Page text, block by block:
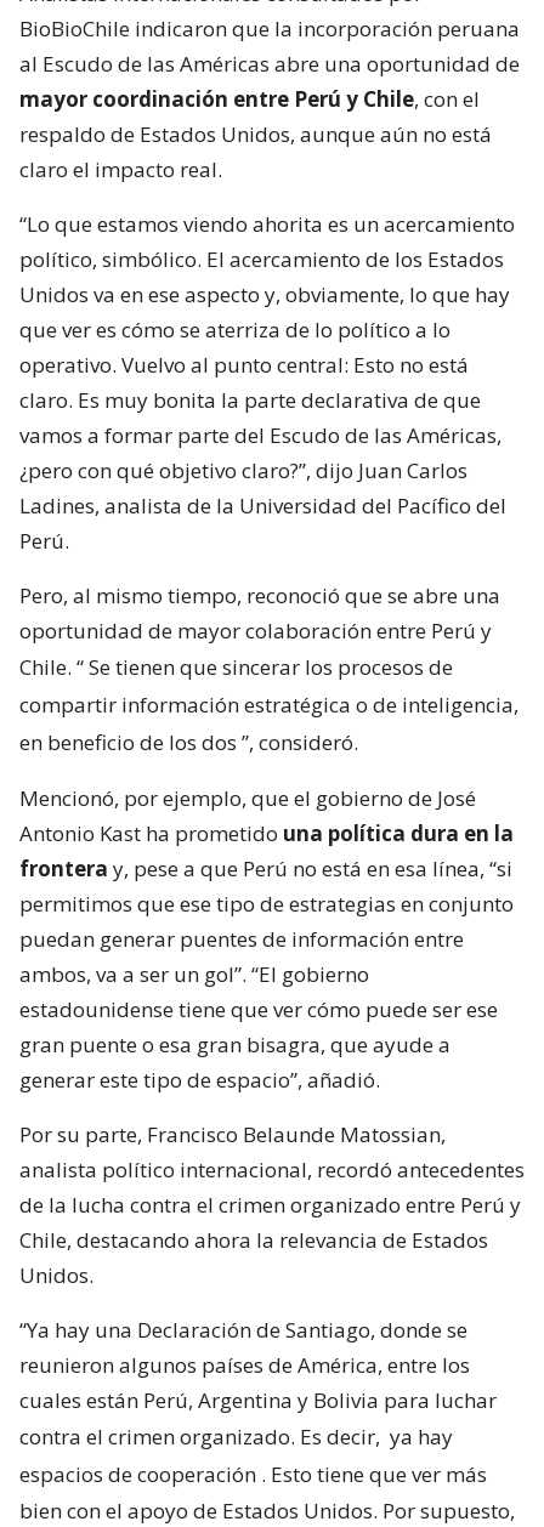
BioBioChile indicaron que la incorporación peruana
al Escudo de las Américas abre una oportunidad de
mayor coordinación entre Perú y Chile, con el
respaldo de Estados Unidos, aunque aún no está
claro el impacto real.
“Lo que estamos viendo ahorita es un acercamiento
político, simbólico. El acercamiento de los Estados
Unidos va en ese aspecto y, obviamente, lo que hay
que ver es cómo se aterriza de lo político a lo
operativo. Vuelvo al punto central: Esto no está
claro. Es muy bonita la parte declarativa de que
vamos a formar parte del Escudo de las Américas,
¿pero con qué objetivo claro?”, dijo Juan Carlos
Ladines, analista de la Universidad del Pacífico del
Perú.
Pero, al mismo tiempo, reconoció que se abre una
oportunidad de mayor colaboración entre Perú y
Chile. “Se tienen que sincerar los procesos de
compartir información estratégica o de inteligencia,
en beneficio de los dos ”, consideró.
Mencionó, por ejemplo, que el gobierno de José
Antonio Kast ha prometido una política dura en la
frontera y, pese a que Perú no está en esa línea, “si
permitimos que ese tipo de estrategias en conjunto
puedan generar puentes de información entre
ambos, va a ser un gol”. “El gobierno
estadounidense tiene que ver cómo puede ser ese
gran puente o esa gran bisagra, que ayude a
generar este tipo de espacio”, añadió.
Por su parte, Francisco Belaunde Matossian,
analista político internacional, recordó antecedentes
de la lucha contra el crimen organizado entre Perú y
Chile, destacando ahora la relevancia de Estados
Unidos.
“Ya hay una Declaración de Santiago, donde se
reunieron algunos países de América, entre los
cuales están Perú, Argentina y Bolivia para luchar
contra el crimen organizado. Es decir, ya hay
espacios de cooperación . Esto tiene que ver más
bien con el apoyo de Estados Unidos. Por supuesto,